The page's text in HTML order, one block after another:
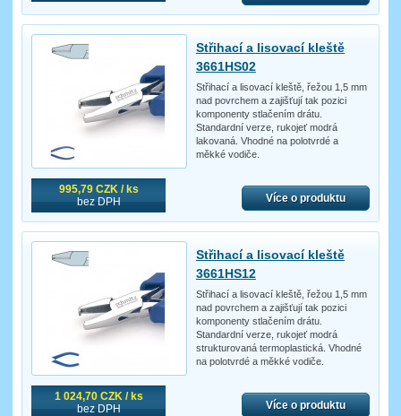
995,79 CZK / ks
bez DPH
Střihací a lisovací kleště
3661HS02
Střihací a lisovací kleště, řežou 1,5 mm
nad povrchem a zajišťují tak pozici
komponenty stlačením drátu.
Standardní verze, rukojeť modrá
lakovaná. Vhodné na polotvrdé a
měkké vodiče.
Více o produktu
1 024,70 CZK / ks
bez DPH
Střihací a lisovací kleště
3661HS12
Střihací a lisovací kleště, řežou 1,5 mm
nad povrchem a zajišťují tak pozici
komponenty stlačením drátu.
Standardní verze, rukojeť modrá
strukturovaná termoplastická. Vhodné
na polotvrdé a měkké vodiče.
Více o produktu